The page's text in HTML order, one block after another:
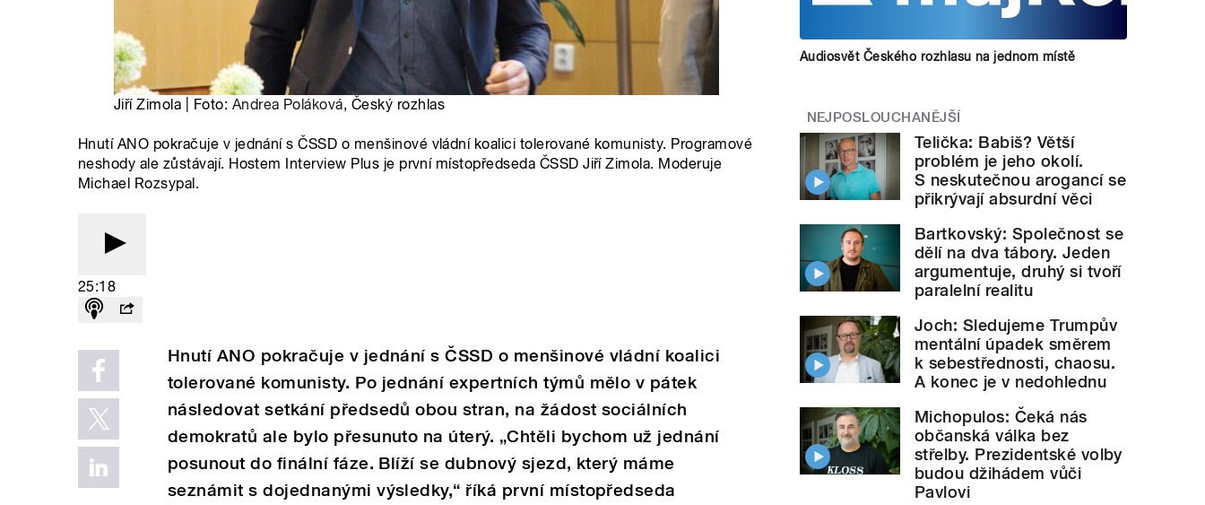
Jiří Zimola | Foto: Andrea Poláková, Český rozhlas
Hnutí ANO pokračuje v jednání s ČSSD o menšinové vládní koalici tolerované komunisty. Programové
neshody ale zůstávají. Hostem Interview Plus je první místopředseda ČSSD Jiří Zimola. Moderuje
Michael Rozsypal.
25:18
Hnutí ANO pokračuje v jednání s ČSSD o menšinové vládní koalici
tolerované komunisty. Po jednání expertních týmů mělo v pátek
následovat setkání předsedů obou stran, na žádost sociálních
demokratů ale bylo přesunuto na úterý. „Chtěli bychom už jednání
posunout do finální fáze. Blíží se dubnový sjezd, který máme
seznámit s dojednanými výsledky,“ říká první místopředseda
Audiosvět Českého rozhlasu na jednom místě
NEJPOSLOUCHANĚJŠÍ
Telička: Babiš? Větší
problém je jeho okolí.
S neskutečnou arogancí se
přikrývají absurdní věci
Bartkovský: Společnost se
dělí na dva tábory. Jeden
argumentuje, druhý si tvoří
paralelní realitu
Joch: Sledujeme Trumpův
mentální úpadek směrem
k sebestřednosti, chaosu.
A konec je v nedohlednu
Michopulos: Čeká nás
občanská válka bez
střelby. Prezidentské volby
budou džihádem vůči
Pavlovi